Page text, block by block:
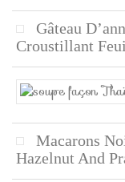
Gâteau
Croustillant
Macarons
Hazelnut And